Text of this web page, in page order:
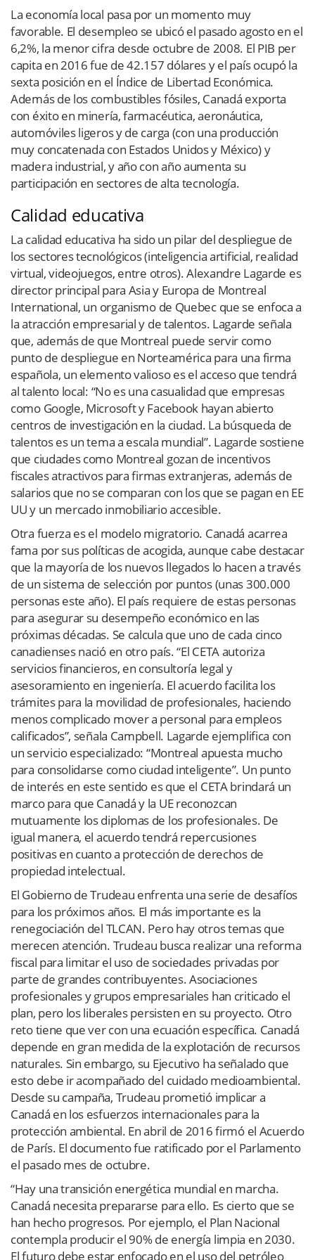
La economía local pasa por un momento muy
favorable. El desempleo se ubicó el pasado agosto en el
6,2%, la menor cifra desde octubre de 2008. El PIB per
capita en 2016 fue de 42.157 dólares y el país ocupó la
sexta posición en el Índice de Libertad Económica.
Además de los combustibles fósiles, Canadá exporta
con éxito en minería, farmacéutica, aeronáutica,
automóviles ligeros y de carga (con una producción
muy concatenada con Estados Unidos y México) y
madera industrial, y año con año aumenta su
participación en sectores de alta tecnología.
Calidad educativa
La calidad educativa ha sido un pilar del despliegue de
los sectores tecnológicos (inteligencia artificial, realidad
virtual, videojuegos, entre otros). Alexandre Lagarde es
director principal para Asia y Europa de Montreal
International, un organismo de Quebec que se enfoca a
la atracción empresarial y de talentos. Lagarde señala
que, además de que Montreal puede servir como
punto de despliegue en Norteamérica para una firma
española, un elemento valioso es el acceso que tendrá
al talento local: “No es una casualidad que empresas
como Google, Microsoft y Facebook hayan abierto
centros de investigación en la ciudad. La búsqueda de
talentos es un tema a escala mundial”. Lagarde sostiene
que ciudades como Montreal gozan de incentivos
fiscales atractivos para firmas extranjeras, además de
salarios que no se comparan con los que se pagan en EE
UU y un mercado inmobiliario accesible.
Otra fuerza es el modelo migratorio. Canadá acarrea
fama por sus políticas de acogida, aunque cabe destacar
que la mayoría de los nuevos llegados lo hacen a través
de un sistema de selección por puntos (unas 300.000
personas este año). El país requiere de estas personas
para asegurar su desempeño económico en las
próximas décadas. Se calcula que uno de cada cinco
canadienses nació en otro país. “El CETA autoriza
servicios financieros, en consultoría legal y
asesoramiento en ingeniería. El acuerdo facilita los
trámites para la movilidad de profesionales, haciendo
menos complicado mover a personal para empleos
calificados”, señala Campbell. Lagarde ejemplifica con
un servicio especializado: “Montreal apuesta mucho
para consolidarse como ciudad inteligente”. Un punto
de interés en este sentido es que el CETA brindará un
marco para que Canadá y la UE reconozcan
mutuamente los diplomas de los profesionales. De
igual manera, el acuerdo tendrá repercusiones
positivas en cuanto a protección de derechos de
propiedad intelectual.
El Gobierno de Trudeau enfrenta una serie de desafíos
para los próximos años. El más importante es la
renegociación del ­TLCAN. Pero hay otros temas que
merecen atención. Trudeau busca realizar una reforma
fiscal para limitar el uso de sociedades privadas por
parte de grandes contribuyentes. Asociaciones
profesionales y grupos empresariales han criticado el
plan, pero los liberales persisten en su proyecto. Otro
reto tiene que ver con una ecuación específica. Canadá
depende en gran medida de la explotación de recursos
naturales. Sin embargo, su Ejecutivo ha señalado que
esto debe ir acompañado del cuidado medioambiental.
Desde su campaña, Trudeau prometió implicar a
Canadá en los esfuerzos internacionales para la
protección ambiental. En abril de 2016 firmó el Acuerdo
de París. El documento fue ratificado por el Parlamento
el pasado mes de octubre.
“Hay una transición energética mundial en marcha.
Canadá necesita prepararse para ello. Es cierto que se
han hecho progresos. Por ejemplo, el Plan Nacional
contempla producir el 90% de energía limpia en 2030.
El futuro debe estar enfocado en el uso del petróleo